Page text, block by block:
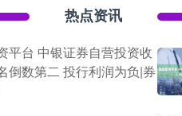
热点资讯
平台 中银证券自营投资收
倒数第二 投行利润为负|券